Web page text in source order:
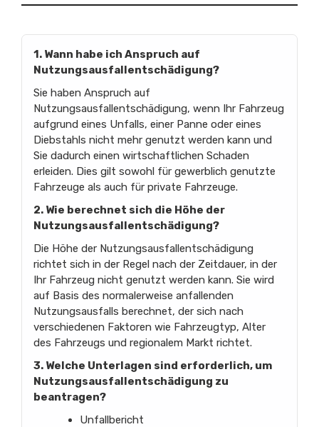
1. Wann habe ich Anspruch auf
Nutzungsausfallentschädigung?
Sie haben Anspruch auf
Nutzungsausfallentschädigung, wenn Ihr Fahrzeug
aufgrund eines Unfalls, einer Panne oder eines
Diebstahls nicht mehr genutzt werden kann und
Sie dadurch einen wirtschaftlichen Schaden
erleiden. Dies gilt sowohl für gewerblich genutzte
Fahrzeuge als auch für private Fahrzeuge.
2. Wie berechnet sich die Höhe der
Nutzungsausfallentschädigung?
Die Höhe der Nutzungsausfallentschädigung
richtet sich in der Regel nach der Zeitdauer, in der
Ihr Fahrzeug nicht genutzt werden kann. Sie wird
auf Basis des normalerweise anfallenden
Nutzungsausfalls berechnet, der sich nach
verschiedenen Faktoren wie Fahrzeugtyp, Alter
des Fahrzeugs und regionalem Markt richtet.
3. Welche Unterlagen sind erforderlich, um
Nutzungsausfallentschädigung zu
beantragen?
Unfallbericht